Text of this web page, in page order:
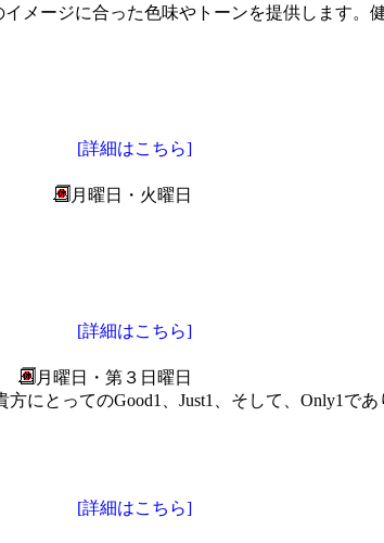
メージに合った色味やトーンを提供します。
[詳細はこちら]
月曜日・火曜日
[詳細はこちら]
月曜日・第３日曜日
にとってのGood1、Just1、そして、Only1で
[詳細はこちら]